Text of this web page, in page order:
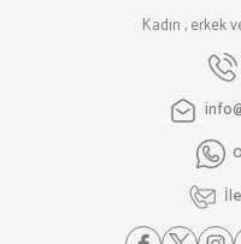
Kadın , erkek